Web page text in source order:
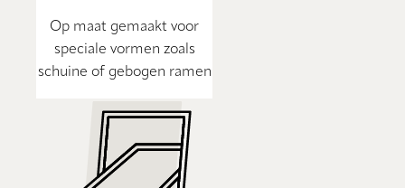
Op maat gemaakt voor
speciale vormen zoals
schuine of gebogen ramen